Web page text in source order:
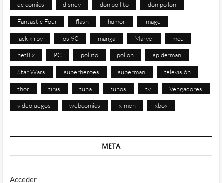
dc comics disney don pollito don pollon
Fantastic Four flash humor image
jack kirby los 90 manga Marvel mcu
netflix PC pollito pollon spiderman
Star Wars superhéroes superman televisión
thor tiras tuna tunos tv Vengadores
videojuegos webcomics x-men xbox
META
Acceder